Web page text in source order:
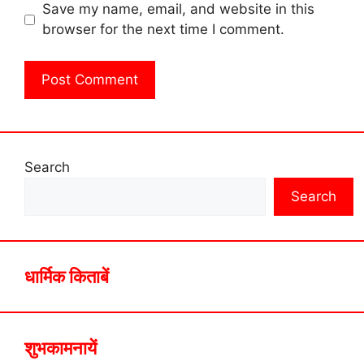
Save my name, email, and website in this
browser for the next time I comment.
Search
Search
धार्मिक किताबें
शुभकामनायें